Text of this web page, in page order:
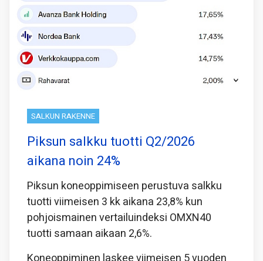
SALKUN RAKENNE
Piksun salkku tuotti Q2/2026
aikana noin 24%
Piksun koneoppimiseen perustuva salkku
tuotti viimeisen 3 kk aikana 23,8% kun
pohjoismainen vertailuindeksi OMXN40
tuotti samaan aikaan 2,6%.